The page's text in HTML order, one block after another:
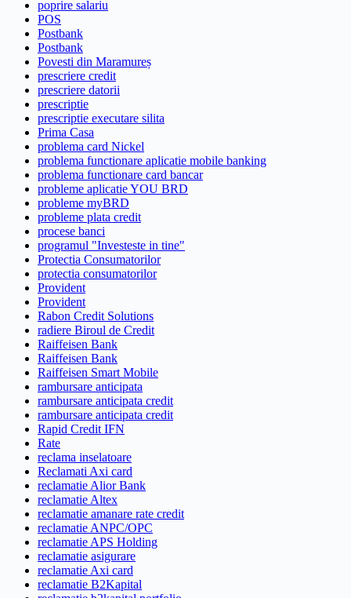
poprire salariu
POS
Postbank
Postbank
Povesti din Maramureș
prescriere credit
prescriere datorii
prescriptie
prescriptie executare silita
Prima Casa
problema card Nickel
problema functionare aplicatie mobile banking
problema functionare card bancar
probleme aplicatie YOU BRD
probleme myBRD
probleme plata credit
procese banci
programul "Investeste in tine"
Protectia Consumatorilor
protectia consumatorilor
Provident
Provident
Rabon Credit Solutions
radiere Biroul de Credit
Raiffeisen Bank
Raiffeisen Bank
Raiffeisen Smart Mobile
rambursare anticipata
rambursare anticipata credit
rambursare anticipata credit
Rapid Credit IFN
Rate
reclama inselatoare
Reclamati Axi card
reclamatie Alior Bank
reclamatie Altex
reclamatie amanare rate credit
reclamatie ANPC/OPC
reclamatie APS Holding
reclamatie asigurare
reclamatie Axi card
reclamatie B2Kapital